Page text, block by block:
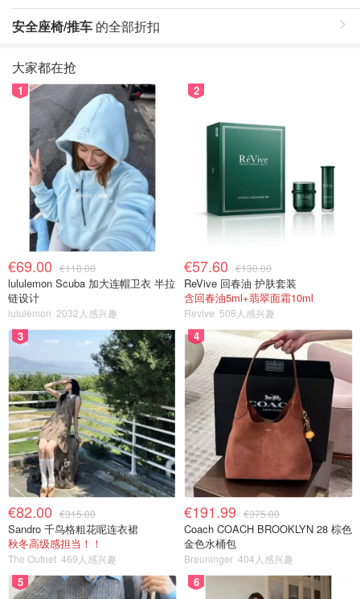
安全座椅/推车 的全部折扣
大家都在抢
1
€69.00 €118.00
lululemon Scuba 加大连帽卫衣 半拉
链设计
lululemon 2032人感兴趣
2
€57.60 €130.00
ReVive 回春油 护肤套装
含回春油5ml+翡翠面霜10ml
Revive 508人感兴趣
3
€82.00 €315.00
Sandro 千鸟格粗花呢连衣裙
秋冬高级感担当！！
The Outnet 469人感兴趣
4
€191.99 €375.00
Coach COACH BROOKLYN 28 棕色
金色水桶包
Breuninger 404人感兴趣
5 6